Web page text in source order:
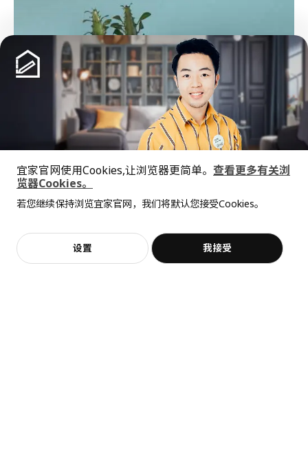
抱歉，该商品在所选地区暂时缺货。
客服
加入购物袋 立即购买
价格透明，设计专业，现货供应
不，谢谢 立即预约
宜家官网使用Cookies,让浏览器更简单。 查看更多有关浏
览器Cookies。
若您继续保持浏览宜家官网，我们将默认您接受Cookies。
设置 我接受